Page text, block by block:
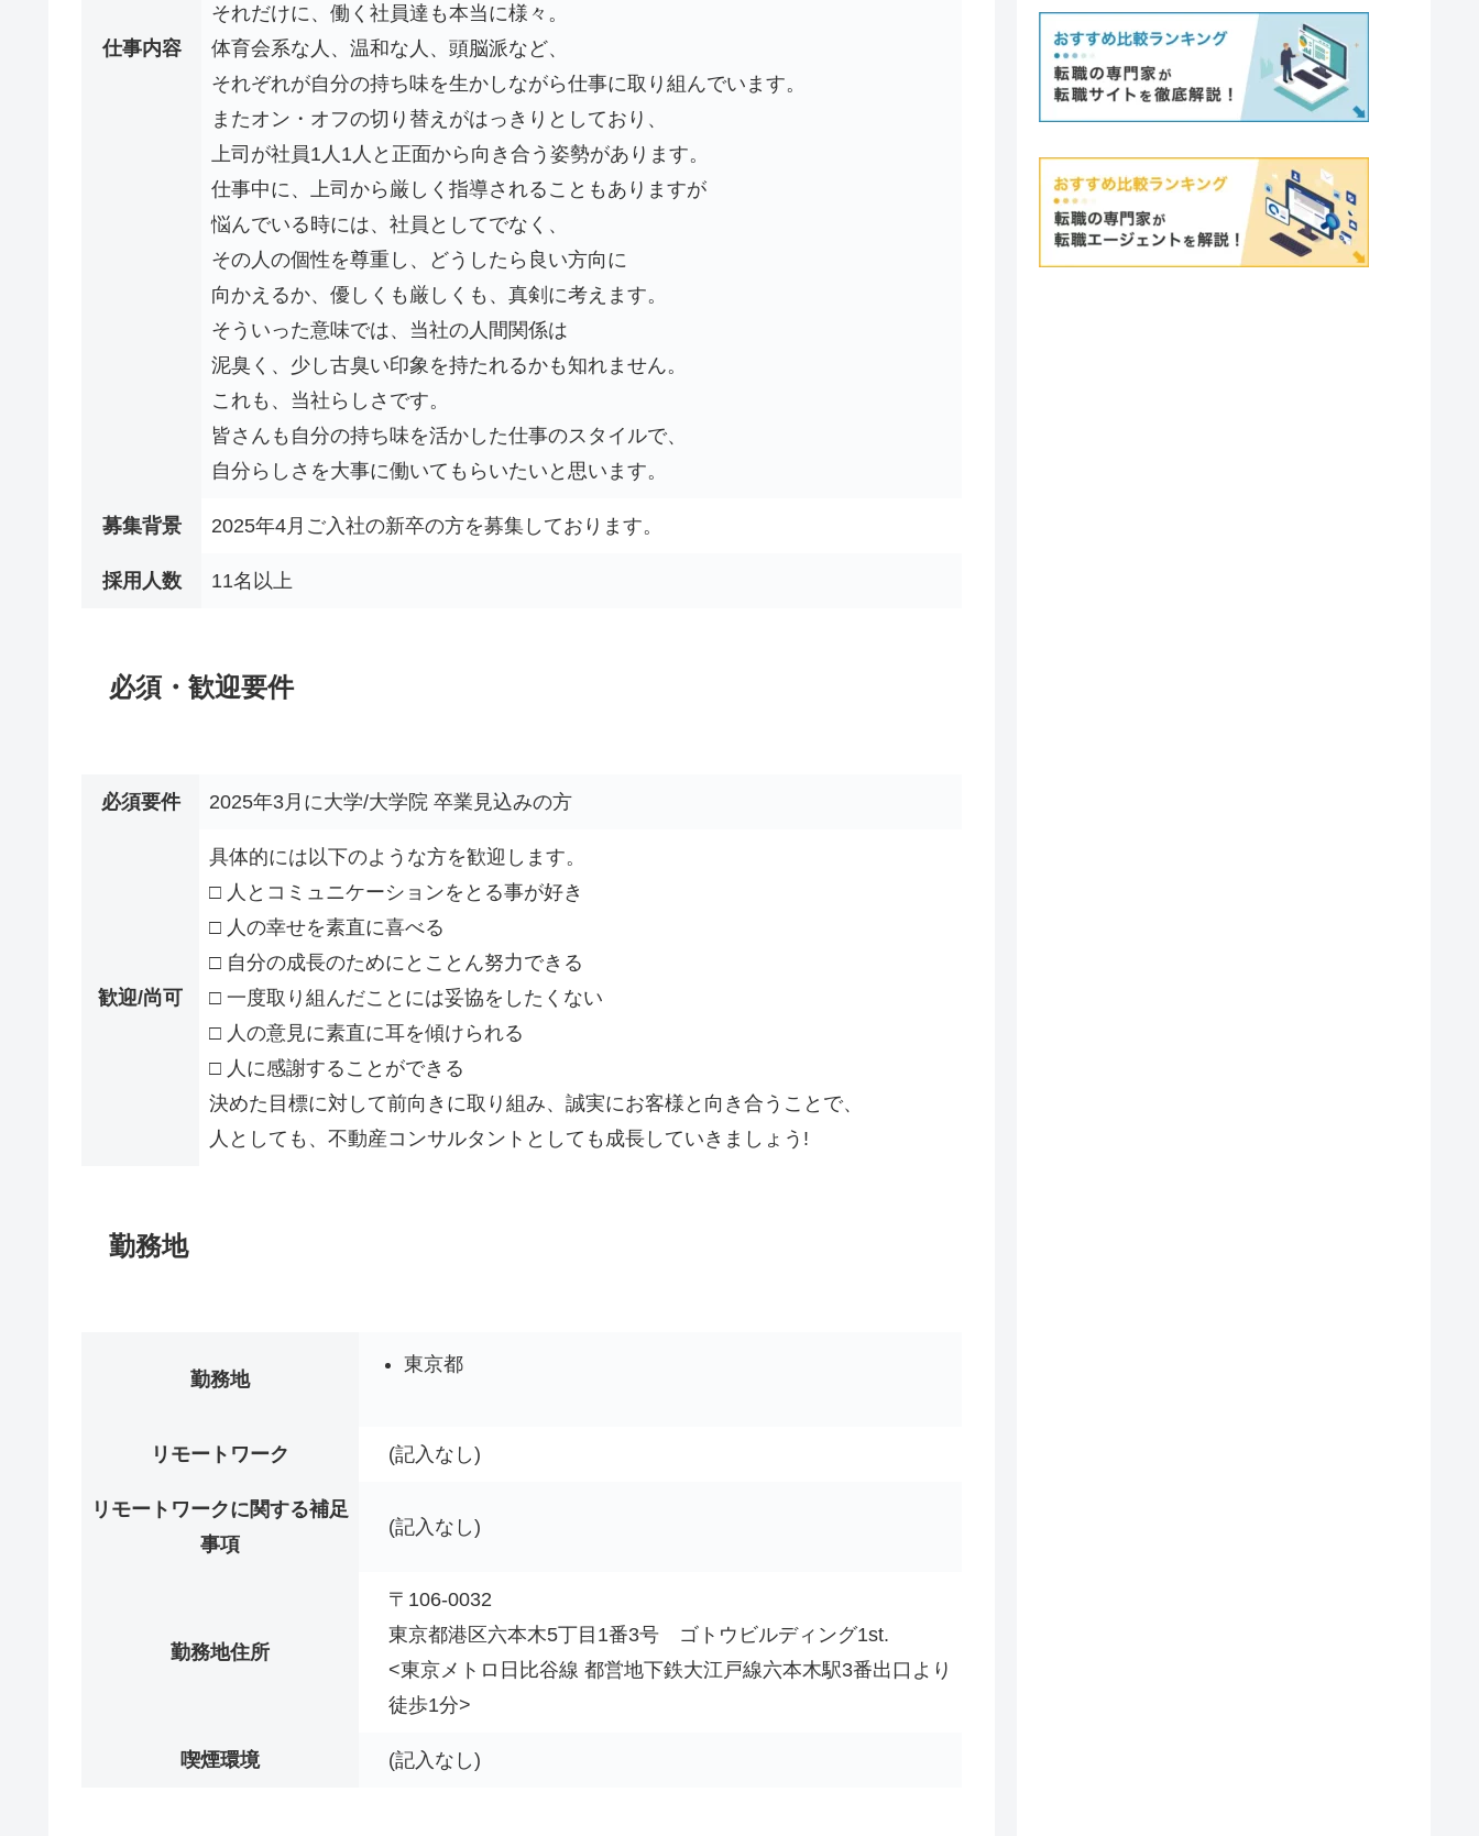
仕事内容
それだけに、働く社員達も本当に様々。
体育会系な人、温和な人、頭脳派など、
それぞれが自分の持ち味を生かしながら仕事に取り組んでいます。
またオン・オフの切り替えがはっきりとしており、
上司が社員1人1人と正面から向き合う姿勢があります。
仕事中に、上司から厳しく指導されることもありますが
悩んでいる時には、社員としてでなく、
その人の個性を尊重し、どうしたら良い方向に
向かえるか、優しくも厳しくも、真剣に考えます。
そういった意味では、当社の人間関係は
泥臭く、少し古臭い印象を持たれるかも知れません。
これも、当社らしさです。
皆さんも自分の持ち味を活かした仕事のスタイルで、
自分らしさを大事に働いてもらいたいと思います。
募集背景 2025年4月ご入社の新卒の方を募集しております。
採用人数 11名以上
必須・歓迎要件
必須要件 2025年3月に大学/大学院 卒業見込みの方
歓迎/尚可
具体的には以下のような方を歓迎します。
□ 人とコミュニケーションをとる事が好き
□ 人の幸せを素直に喜べる
□ 自分の成長のためにとことん努力できる
□ 一度取り組んだことには妥協をしたくない
□ 人の意見に素直に耳を傾けられる
□ 人に感謝することができる
決めた目標に対して前向きに取り組み、誠実にお客様と向き合うことで、
人としても、不動産コンサルタントとしても成長していきましょう!
勤務地
勤務地
東京都
リモートワーク (記入なし)
リモートワークに関する補足
事項
(記入なし)
勤務地住所
〒106-0032
東京都港区六本木5丁目1番3号 ゴトウビルディング1st.
<東京メトロ日比谷線 都営地下鉄大江戸線六本木駅3番出口より
徒歩1分>
喫煙環境 (記入なし)